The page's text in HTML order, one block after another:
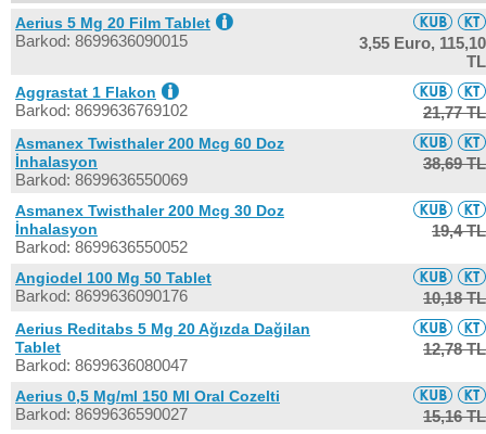
Aerius 5 Mg 20 Film Tablet
Barkod: 8699636090015 3,55 Euro, 115,10
TL
Aggrastat 1 Flakon
Barkod: 8699636769102 21,77 TL
Asmanex Twisthaler 200 Mcg 60 Doz
İnhalasyon
Barkod: 8699636550069
38,69 TL
Asmanex Twisthaler 200 Mcg 30 Doz
İnhalasyon
Barkod: 8699636550052
19,4 TL
Angiodel 100 Mg 50 Tablet
Barkod: 8699636090176 10,18 TL
Aerius Reditabs 5 Mg 20 Ağızda Dağilan
Tablet
Barkod: 8699636080047
12,78 TL
Aerius 0,5 Mg/ml 150 Ml Oral Cozelti
Barkod: 8699636590027 15,16 TL